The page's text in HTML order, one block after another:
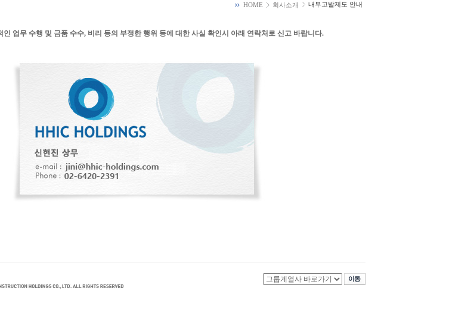
HOME 회사소개 내부고발제도 안내
인 업무 수행 및 금품 수수, 비리 등의 부정한 행위 등에 대한 사실 확인시 아래 연락처로 신고 바랍니다.